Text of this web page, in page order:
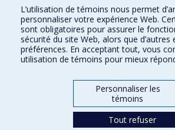
Nous trouver
Plan du site
Accessibilité
L’utilisation de témoins nous permet
personnaliser votre expérience Web.
sont obligatoires pour assurer le
sécurité du site Web, alors que d’autres
préférences. En acceptant tout, vous
utilisation de témoins pour mieux
Personnaliser les
témoins
Tout refuser